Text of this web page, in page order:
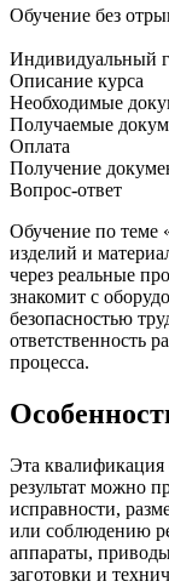
Обучение без
Индивидуальный
Описание курса
Необходимые
Получаемые
Оплата
Получение
Вопрос-ответ
Обучение по теме
изделий и
через реальные
знакомит с
безопасностью
ответственность
процесса.
Эта квалификация
результат можно
исправности,
или соблюдению
аппараты,
заготовки и